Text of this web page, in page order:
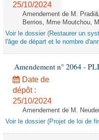
25/10/2024
Amendement de M.
Berrios, Mme Moutchou,
Voir le dossier (Restaurer un
l'âge de départ et le nombre
Amendement n° 2064 -
Date de
dépôt :
25/10/2024
Amendement de M.
Voir le dossier (Projet de loi de